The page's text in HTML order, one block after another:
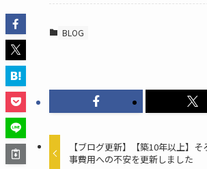
e
k
l
BLOG
【ブログ更新】【築10年以上】
事費用への不安を更新しました